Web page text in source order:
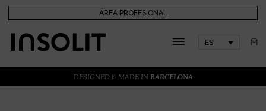
ÁREA PROFESIONAL
ES
DESIGNED & MADE IN BARCELONA